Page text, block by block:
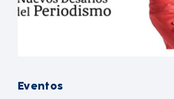
Eventos